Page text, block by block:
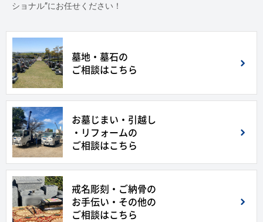
ショナル”にお任せください！
墓地・墓石の
ご相談はこちら
お墓じまい・引越し
・リフォームの
ご相談はこちら
戒名彫刻・ご納骨の
お手伝い・その他の
ご相談はこちら